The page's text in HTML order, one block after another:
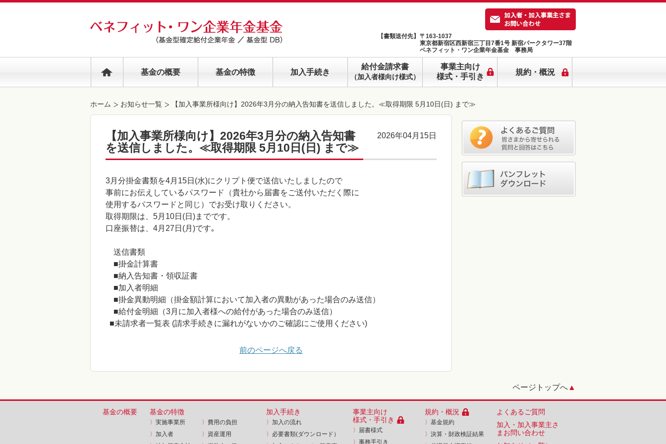
【書類送付先】 〒163-1037
東京都新宿区西新宿三丁目7番1号 新宿パークタワー37階
ベネフィット・ワン企業年金基金 事務局
基金の概要 基金の特徴 加入手続き
給付金請求書
（加入者様向け様式）
事業主向け
様式・手引き
規約・概況
ホーム お知らせ一覧 【加入事業所様向け】2026年3月分の納入告知書を送信しました。≪取得期限 5月10日(日) まで≫
【加入事業所様向け】2026年3月分の納入告知書
を送信しました。≪取得期限 5月10日(日) まで≫
2026年04月15日
3月分掛金書類を4月15日(水)にクリプト便で送信いたしましたので
事前にお伝えしているパスワード（貴社から届書をご送付いただく際に
使用するパスワードと同じ）でお受け取りください。
取得期限は、5月10日(日)までです。
口座振替は、4月27日(月)です｡
送信書類
■掛金計算書
■納入告知書・領収証書
■加入者明細
■掛金異動明細（掛金額計算において加入者の異動があった場合のみ送信）
■給付金明細（3月に加入者様への給付があった場合のみ送信）
■未請求者一覧表 (請求手続きに漏れがないかのご確認にご使用ください)
前のページへ戻る
ページトップへ ▲
基金の概要 基金の特徴
〉 実施事業所 〉 費用の負担
〉 加入者 〉 資産運用
加入手続き
〉 加入の流れ
〉 必要書類(ダウンロード）
事業主向け
様式・手引き
〉
届書様式
〉 事務手引き
規約・概況
〉 基金規約
〉 決算・財政検証結果
よくあるご質問
加入・加入事業主さ
まお問い合わせ